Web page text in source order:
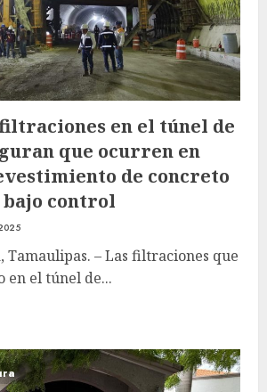
en el túnel de
que ocurren en
de concreto
bajo control
Tamaulipas. – Las filtraciones que
en el túnel de...